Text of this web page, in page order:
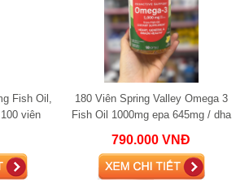
Fish Oil,
viên
180 Viên Spring Valley Omega 3
Fish Oil 1000mg epa 645mg / dha
790.000 VNĐ